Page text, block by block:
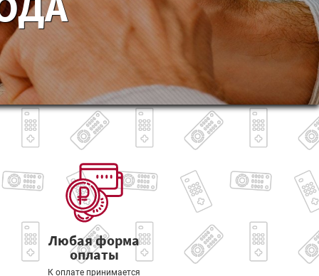
Любая форма
оплаты
К оплате принимается